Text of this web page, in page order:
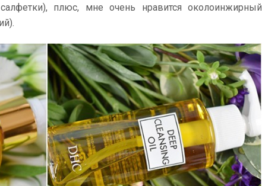
плюс, мне очень нравится околоинжирный